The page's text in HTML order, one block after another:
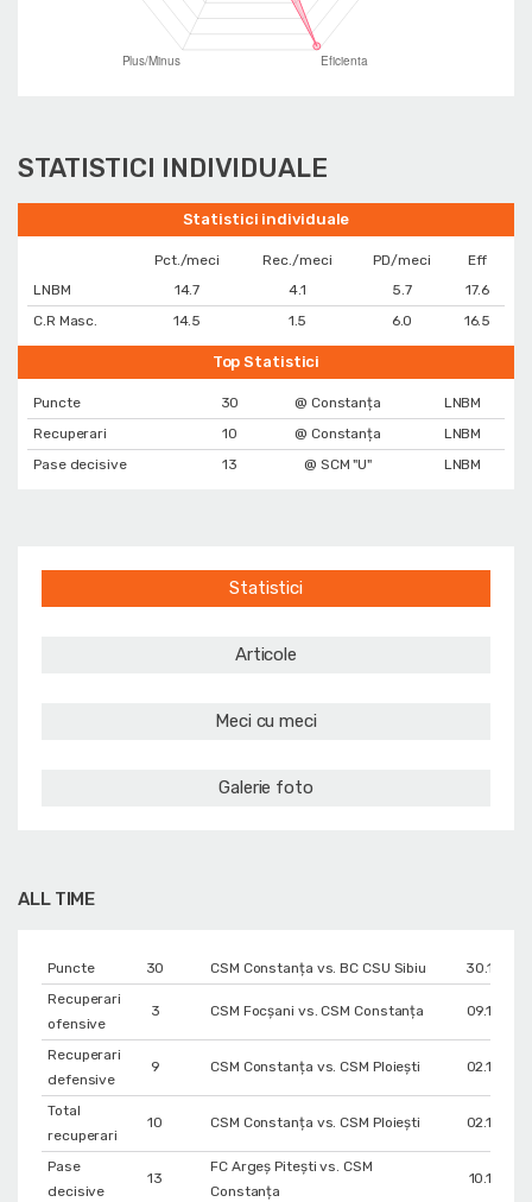
STATISTICI INDIVIDUALE
Statistici individuale
Pct./meci Rec./meci PD/meci
Eff
LNBM
14.7 4.1 5.7
17.6
C.R Masc.
14.5 1.5 6.0 16.5
Top Statistici
Puncte 30 @ Constanța
LNBM
Recuperari
10 @ Constanța
LNBM
Pase decisive
13 @ SCM "U" LNBM
Statistici
Articole
Meci cu meci
Galerie foto
ALL TIME
Puncte 30 CSM Constanța vs. BC CSU Sibiu
Recuperari
ofensive
3 CSM Focșani vs. CSM Constanța
Recuperari
defensive
9 CSM Constanța vs. CSM Ploiești
Total
recuperari
10 CSM Constanța vs. CSM Ploiești
Pase
decisive
13
FC Argeș Pitești vs. CSM
Constanța